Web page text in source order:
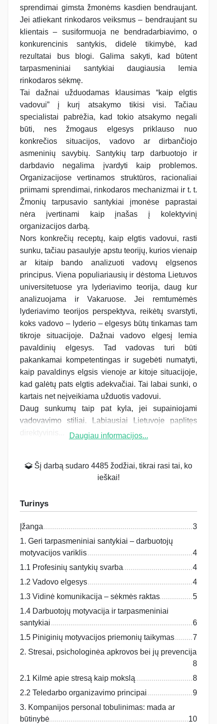
sprendimai gimsta žmonėms kasdien bendraujant.
Jei atliekant rinkodaros veiksmus – bendraujant su
klientais – susiformuoja ne bendradarbiavimo, o
konkurencinis santykis, didelė tikimybė, kad
rezultatai bus blogi. Galima sakyti, kad būtent
tarpasmeniniai santykiai daugiausia lemia
rinkodaros sėkmę.
Tai dažnai užduodamas klausimas “kaip elgtis
vadovui” į kurį atsakymo tikisi visi. Tačiau
specialistai pabrėžia, kad tokio atsakymo negali
būti, nes žmogaus elgesys priklauso nuo
konkrečios situacijos, vadovo ar dirbančiojo
asmeninių savybių. Santykių tarp darbuotojo ir
darbdavio negalima įvardyti kaip problemos.
Organizacijose vertinamos struktūros, racionaliai
priimami sprendimai, rinkodaros mechanizmai ir t. t.
Žmonių tarpusavio santykiai įmonėse paprastai
nėra įvertinami kaip įnašas į kolektyvinį
organizacijos darbą.
Nors konkrečių receptų, kaip elgtis vadovui, rasti
sunku, tačiau pasaulyje apstu teorijų, kurios vienaip
ar kitaip bando analizuoti vadovų elgsenos
principus. Viena populiariausių ir dėstoma Lietuvos
universitetuose yra lyderiavimo teorija, daug kur
analizuojama ir Vakaruose. Jei remtumėmės
lyderiavimo teorijos perspektyva, reikėtų svarstyti,
koks vadovo – lyderio – elgesys būtų tinkamas tam
tikroje situacijoje. Dažnai vadovo elgesį lemia
pavaldinių elgesys. Tad vadovas turi būti
pakankamai kompetentingas ir sugebėti numatyti,
kaip pavaldinys elgsis vienoje ar kitoje situacijoje,
kad galėtų pats elgtis adekvačiai. Tai labai sunki, o
kartais net neįveikiama užduotis vadovui.
Daug sunkumų taip pat kyla, jei supainiojami
vadovavimo stiliai. Labiausiai Lietuvoje paplitęs
Daugiau informacijos...
Šį darbą sudaro 4485 žodžiai, tikrai rasi tai, ko
ieškai!
Turinys
Įžanga
3
1. Geri tarpasmeniniai santykiai – darbuotojų
motyvacijos variklis
4
1.1 Profesinių santykių svarba
4
1.2 Vadovo elgesys
4
1.3 Vidinė komunikacija – sėkmės raktas
5
1.4 Darbuotojų motyvacija ir tarpasmeniniai
santykiai
6
1.5 Piniginių motyvacijos priemonių taikymas
7
2. Stresai, psichologinėa apkrovos bei jų prevencija
8
2.1 Kilmė apie stresą kaip mokslą
8
2.2 Teledarbo organizavimo principai
9
3. Kompanijos personal tobulinimas: mada ar
būtinybė
10